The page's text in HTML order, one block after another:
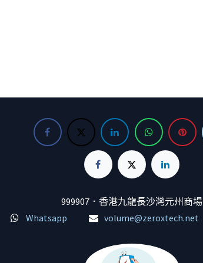
999907．香港九龍長沙灣元州商場
Whatsapp
volume@zeroxtech.net